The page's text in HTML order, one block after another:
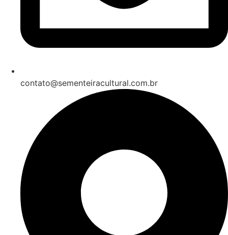
contato@sementeiracultural.com.br